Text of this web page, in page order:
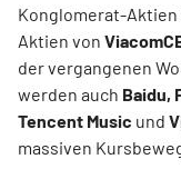
Konglomerat-Aktien
Aktien von
der vergangenen
werden auch Baidu,
Tencent Music und
massiven